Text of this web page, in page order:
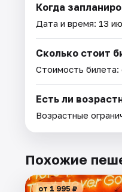
Когда
Дата и время: 13
Сколько стоит
Стоимость билета:
Есть ли
Возрастные
Похожие
от 1 995 ₽